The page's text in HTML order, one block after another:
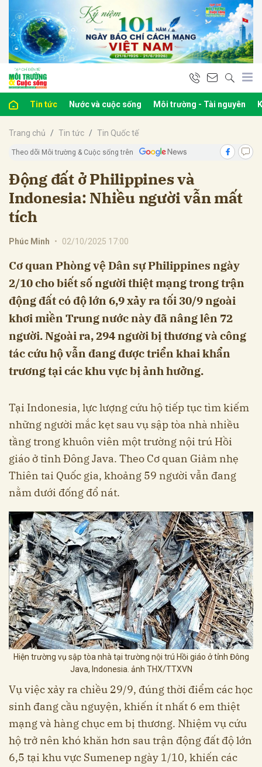
Tin tức Nước và cuộc sống Môi trường - Tài nguyên
Trang chủ Tin tức Tin Quốc tế
Theo dõi Môi trường & Cuộc sống trên
Động đất ở Philippines và
Indonesia: Nhiều người vẫn mất
tích
Phúc Minh • 02/10/2025 17:00
Cơ quan Phòng vệ Dân sự Philippines ngày
2/10 cho biết số người thiệt mạng trong trận
động đất có độ lớn 6,9 xảy ra tối 30/9 ngoài
khơi miền Trung nước này đã nâng lên 72
người. Ngoài ra, 294 người bị thương và công
tác cứu hộ vẫn đang được triển khai khẩn
trương tại các khu vực bị ảnh hưởng.
Tại Indonesia, lực lượng cứu hộ tiếp tục tìm kiếm
những người mắc kẹt sau vụ sập tòa nhà nhiều
tầng trong khuôn viên một trường nội trú Hồi
giáo ở tỉnh Đông Java. Theo Cơ quan Giảm nhẹ
Thiên tai Quốc gia, khoảng 59 người vẫn đang
nằm dưới đống đổ nát.
Hiện trường vụ sập tòa nhà tại trường nội trú Hồi giáo ở tỉnh Đông
Java, Indonesia. ảnh THX/TTXVN
Vụ việc xảy ra chiều 29/9, đúng thời điểm các học
sinh đang cầu nguyện, khiến ít nhất 6 em thiệt
mạng và hàng chục em bị thương. Nhiệm vụ cứu
hộ trở nên khó khăn hơn sau trận động đất độ lớn
6,5 tại khu vực Sumenep ngày 1/10, khiến các
luận
Hủy